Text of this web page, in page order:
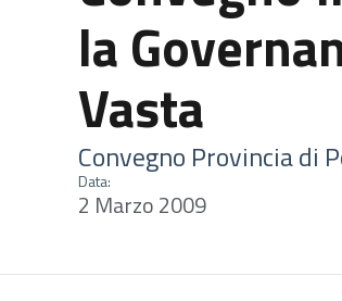
la
Vasta
Convegno Provincia di
Data:
2 Marzo 2009